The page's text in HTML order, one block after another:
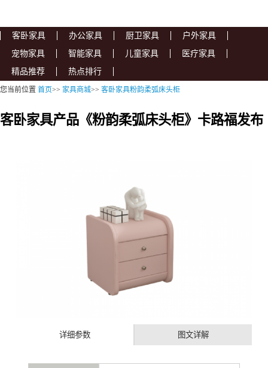
客卧家具 办公家具 厨卫家具
户外家具
宠物家具
智能家具 儿童家具
医疗家具
精品推荐
热点排行
您当前位置 首页>> 家具商城>> 客卧家具粉韵柔弧床头柜
客卧家具产品《粉韵柔弧床头柜》卡路福发布
详细参数 图文详解